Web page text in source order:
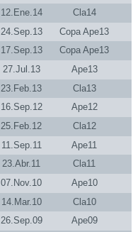
12.Ene.14
Cla14
24.Sep.13
Copa Ape13
17.Sep.13
Copa Ape13
27.Jul.13
Ape13
23.Feb.13
Cla13
16.Sep.12
Ape12
25.Feb.12
Cla12
11.Sep.11
Ape11
23.Abr.11
Cla11
07.Nov.10
Ape10
14.Mar.10
Cla10
26.Sep.09
Ape09